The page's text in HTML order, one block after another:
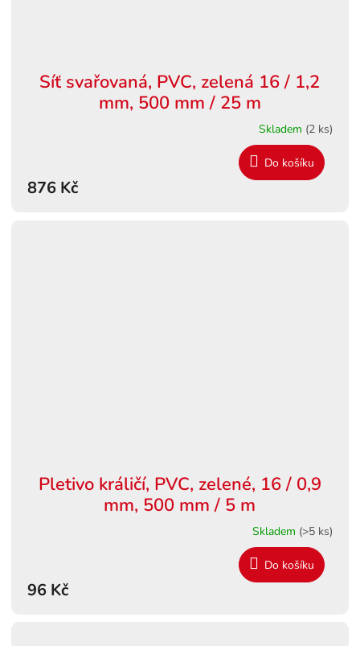
Síť svařovaná, PVC, zelená 16 / 1,2
mm, 500 mm / 25 m
Skladem (2 ks)
876 Kč
Do košíku
Pletivo králičí, PVC, zelené, 16 / 0,9
mm, 500 mm / 5 m
Skladem (>5 ks)
96 Kč
Do košíku